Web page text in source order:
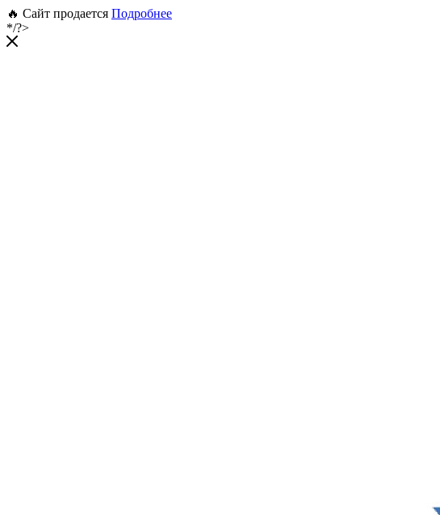
🔥 Сайт продается Подробнее
*/?>